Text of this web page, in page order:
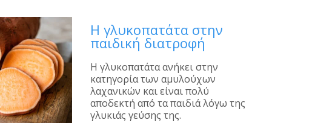
Η γλυκοπατάτα στην
παιδική διατροφή
Η γλυκοπατάτα ανήκει στην
κατηγορία των αμυλούχων
λαχανικών και είναι πολύ
αποδεκτή από τα παιδιά λόγω της
γλυκιάς γεύσης της.